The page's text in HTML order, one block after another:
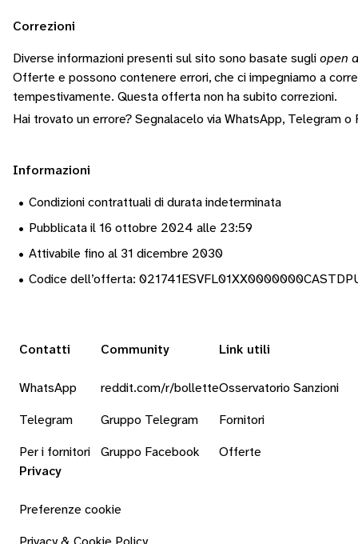
Correzioni
Diverse informazioni presenti sul sito sono basate sugli open
Offerte e possono contenere errori, che ci impegniamo a
tempestivamente. Questa offerta non ha subito correzioni.
Hai trovato un errore? Segnalacelo via WhatsApp, Telegram o
Informazioni
• Condizioni contrattuali di durata indeterminata
• Pubblicata il 16 ottobre 2024 alle 23:59
• Attivabile fino al 31 dicembre 2030
• Codice dell’offerta:
Contatti
WhatsApp
Telegram
Per i fornitori
Community
reddit.com/r/bollette
Gruppo Telegram
Gruppo Facebook
Link utili
Osservatorio Sanzioni
Fornitori
Offerte
Privacy
Preferenze cookie